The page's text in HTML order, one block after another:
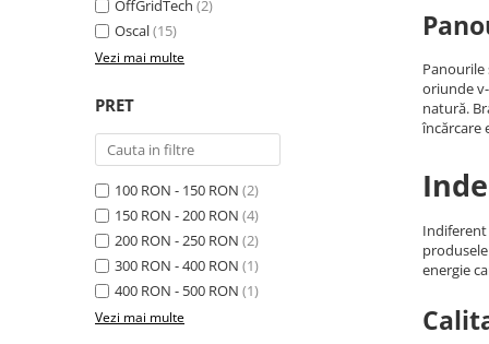
Invertoare Tensiune
Roboti Pornire Auto
UPS Centrale Termice
Stabilizatoare Tensiune
Scule si aparate
Instrumente de masura
Anemometre
Clampmetre
Detectoare
OffGridTech (2)
Oscal(15)
Vezi mai multe
PRET
100 RON - 150 RON (2)
150 RON - 200 RON (4)
200 RON - 250 RON (2)
300 RON - 400 RON (1)
400 RON - 500 RON (1)
Vezi mai multe
oriunde
natură.
încărcare
Indiferent
energie